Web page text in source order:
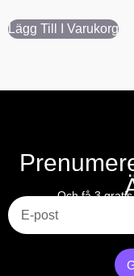
Lägg Till I Varukorg
Och få 3